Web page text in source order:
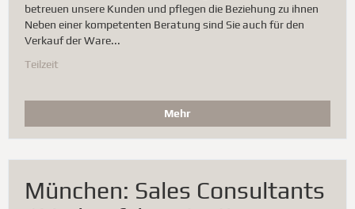
betreuen unsere Kunden und pflegen die Beziehung zu ihnen
Neben einer kompetenten Beratung sind Sie auch für den
Verkauf der Ware...
Teilzeit
Mehr
München: Sales Consultants